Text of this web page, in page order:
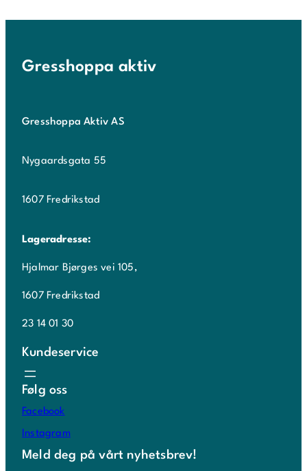
Gresshoppa aktiv
Gresshoppa Aktiv AS
Nygaardsgata 55
1607 Fredrikstad
Lageradresse:
Hjalmar Bjørges vei 105,
1607 Fredrikstad
23 14 01 30
Kundeservice
Følg oss
Facebook
Instagram
Meld deg på vårt nyhetsbrev!